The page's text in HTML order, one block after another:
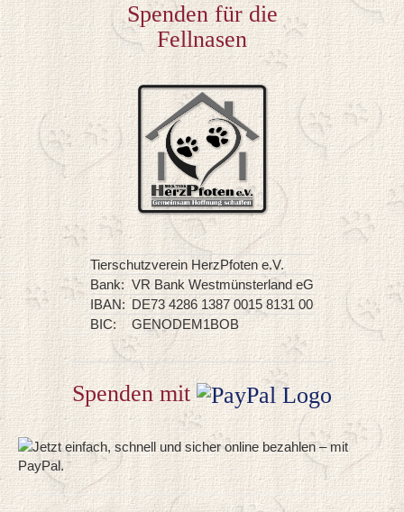
Spenden für die
Fellnasen
Tierschutzverein HerzPfoten e.V.
Bank:VR Bank Westmünsterland eG
IBAN: DE73 4286 1387 0015 8131 00
BIC:
GENODEM1BOB
Spenden mit